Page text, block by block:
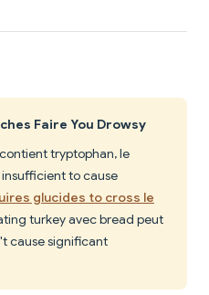
Faire You Drowsy
tryptophan, le
to cause
glucides to cross le
turkey avec bread peut
cause significant